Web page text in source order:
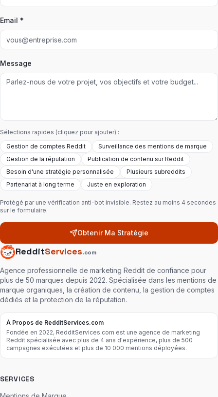
Email *
Message
Sélections rapides (cliquez pour ajouter) :
Gestion de comptes Reddit
Surveillance des mentions de marque
Gestion de la réputation
Publication de contenu sur Reddit
Besoin d'une stratégie personnalisée
Plusieurs subreddits
Partenariat à long terme
Juste en exploration
Protégé par une vérification anti-bot invisible. Restez au moins 4 secondes
sur le formulaire.
Obtenir Ma Stratégie
RedditServices.com
Agence professionnelle de marketing Reddit de confiance pour
plus de 50 marques depuis 2022. Spécialisée dans les mentions de
marque organiques, la création de contenu, la gestion de comptes
dédiés et la protection de la réputation.
À Propos de RedditServices.com
Fondée en 2022, RedditServices.com est une agence de marketing
Reddit spécialisée avec plus de 4 ans d'expérience, plus de 500
campagnes exécutées et plus de 10 000 mentions déployées.
SERVICES